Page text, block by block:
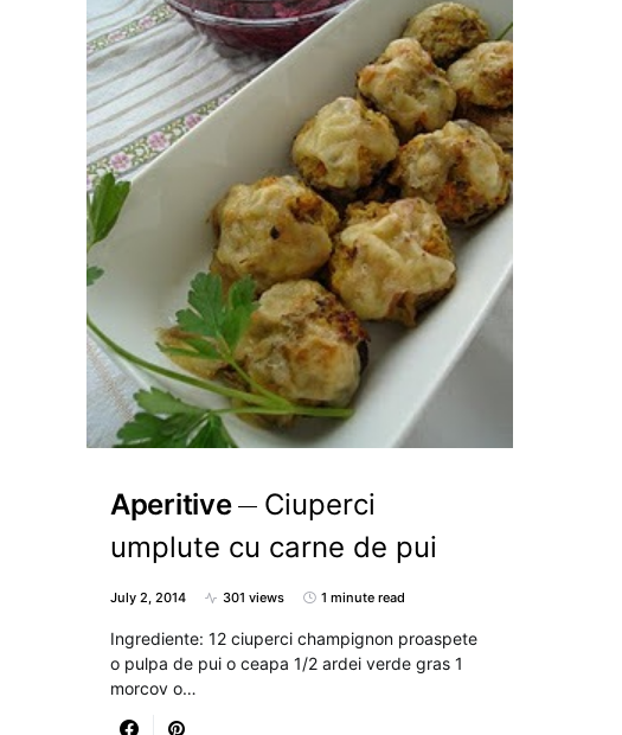
Aperitive
Ciuperci
umplute cu carne de pui
July 2, 2014 301 views 1 minute read
Ingrediente: 12 ciuperci champignon proaspete
o pulpa de pui o ceapa 1/2 ardei verde gras 1
morcov o…